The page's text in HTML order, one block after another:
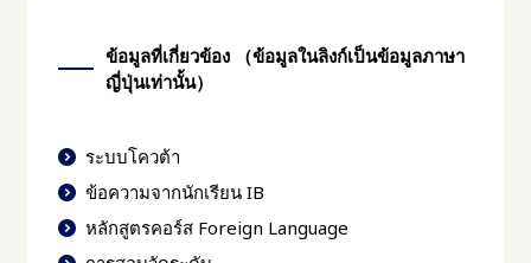
ข้อมูลที่เกี่ยวข้อง （ข้อมูลในลิงก์เป็นข้อมูลภาษา
ญี่ปุ่นเท่านั้น）
ระบบโควต้า
ข้อความจากนักเรียน IB
หลักสูตรคอร์ส Foreign Language